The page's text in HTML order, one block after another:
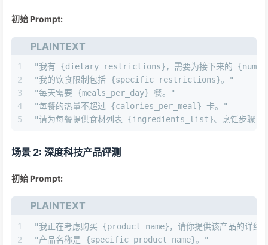
初始 Prompt:
PLAINTEXT
1
2
3
4
5
"我有 {dietary_restrictions}，需要为接下来的
"我的饮食限制包括 {specific_restrictions}。"
"每天需要 {meals_per_day} 餐。"
"每餐的热量不超过 {calories_per_meal} 卡。"
"请为每餐提供食材列表 {ingredients_list}、烹饪步骤
场景 2: 深度科技产品评测
初始 Prompt:
PLAINTEXT
1
2
"我正在考虑购买 {product_name}，请你提供该产品
"产品名称是 {specific_product_name}。"